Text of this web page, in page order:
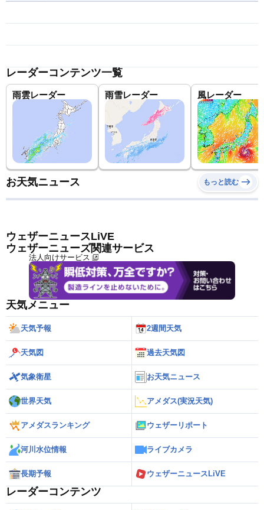
レーダーコンテンツ一覧
雨雲レーダー 雨雪レーダー 風レーダー
お天気ニュース もっと読む
ウェザーニュースLiVE
ウェザーニューズ関連サービス
法人向けサービス
天気メニュー
天気予報 2週間天気
天気図 過去天気図
気象衛星 お天気ニュース
世界天気 アメダス(実況天気)
アメダスランキング ウェザーリポート
河川水位情報 ライブカメラ
長期予報 ウェザーニュースLiVE
レーダーコンテンツ